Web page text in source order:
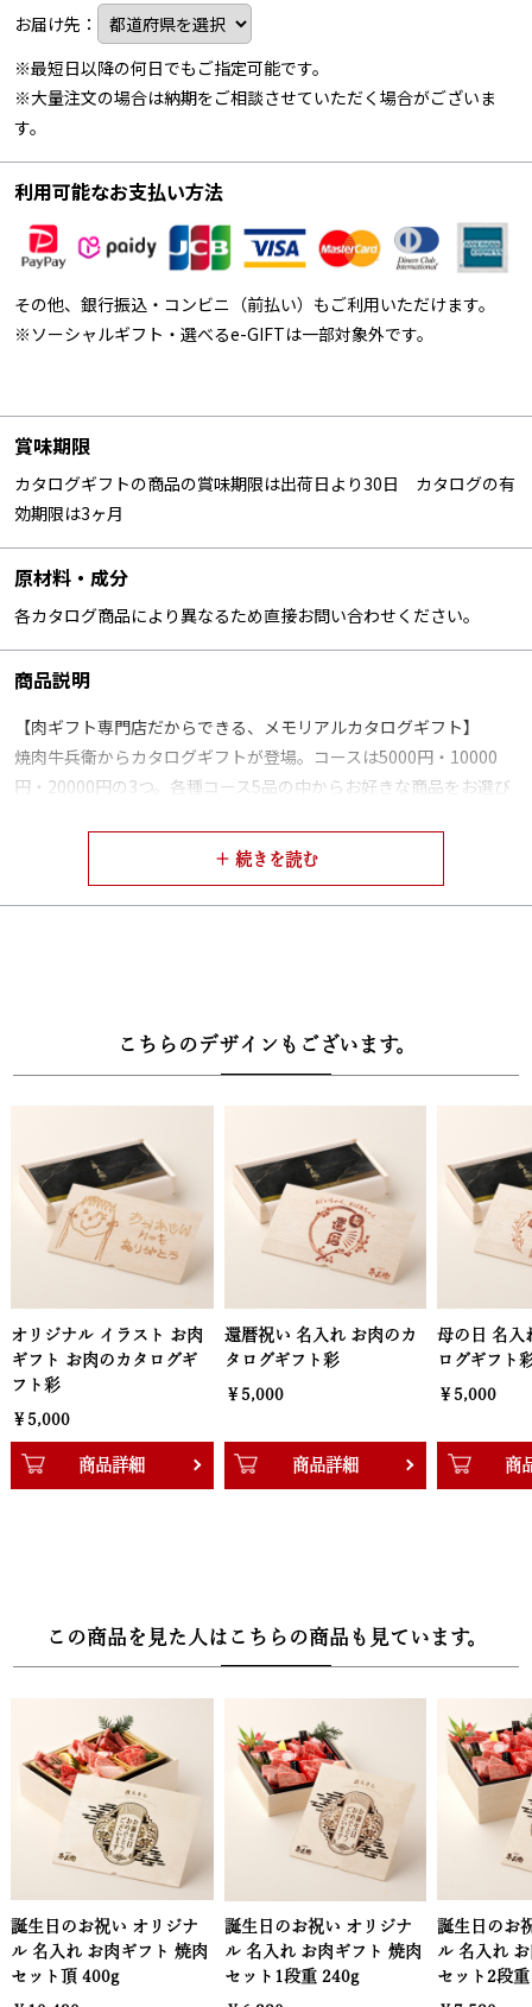
お届け先：
※最短日以降の何日でもご指定可能です。
※大量注文の場合は納期をご相談させていただく場合がございま
す。
利用可能なお支払い方法
その他、銀行振込・コンビニ（前払い）もご利用いただけます。
※ソーシャルギフト・選べるe-GIFTは一部対象外です。
賞味期限
カタログギフトの商品の賞味期限は出荷日より30日 カタログの有
効期限は3ヶ月
原材料・成分
各カタログ商品により異なるため直接お問い合わせください。
商品説明
【肉ギフト専門店だからできる、メモリアルカタログギフト】
焼肉牛兵衛からカタログギフトが登場。コースは5000円・10000
円・20000円の3つ。各種コース5品の中からお好きな商品をお選び
【お届け先様はオンラインで商品のご注文】
QRコード読み取り後、2週間～1ヶ月程度でお品物が到着します。
【有効期限】
カタログギフトの有効期限は3ヶ月で申込忘れ防止のために余裕を
もった期日設定。もちろん金額の分かるものは一切同梱しませんの
で、ご安心ください。欲しい商品が決まったら、オンラインで簡単
申し込み。カタログギフトなので、お相手の方のご都合を気にせず
お贈りいただけます。
各コース、下記から１点お選びいただけます
・5000円【彩】
黒毛和牛肩ロースすき焼き（200g）、黒毛和牛バラすき焼き
（300g）、黒毛和牛国産牛1段重焼肉（240g）、黒毛和牛ハンバー
ラすき焼き（600g）、黒毛和牛ハンバーグ（160g×6個）、黒毛和
・20000円【萬】
黒毛和牛焼肉セット頂（400g）＆黒毛和牛ハンバーグ（160g×4
個）、黒毛和牛肩ロースすき焼き肉（800g）、黒毛和牛サーロイン
ステーキ（200g×4枚）、黒毛和牛ヒレステーキ（140g×4枚）、
黒毛和牛バラすき焼き肉1,200g
■配送：カタログギフト常温 お品物冷凍
■セット内容：カタログリーフレット
こちらのデザインもございます。
お肉
グギ
還暦祝い 名入れ お肉のカ
タログギフト彩
商品詳細
母の日 名入れ お肉のカタ
ログギフト彩
￥5,000
商品詳細
父の
ログ
￥
この商品を見た人はこちらの商品も見ています。
ジナ
焼肉
誕生日のお祝い オリジナ
ル 名入れ お肉ギフト 焼肉
セット1段重 240g
誕生日のお祝い オリジナ
ル 名入れ お肉ギフト 焼肉
セット2段重 400g
誕生
ル
セッ